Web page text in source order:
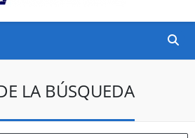
LA BÚSQUEDA